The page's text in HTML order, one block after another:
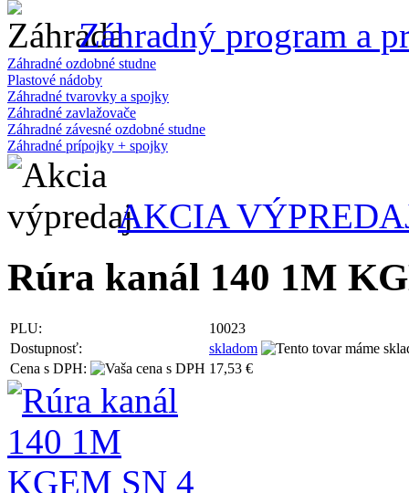
Záhradný program a
Záhradné ozdobné studne
Plastové nádoby
Záhradné tvarovky a spojky
Záhradné zavlažovače
Záhradné závesné ozdobné studne
Záhradné prípojky + spojky
AKCIA
Rúra kanál 140 1M
PLU:
10023
Dostupnosť:
skladom
Cena s DPH:
17,53 €